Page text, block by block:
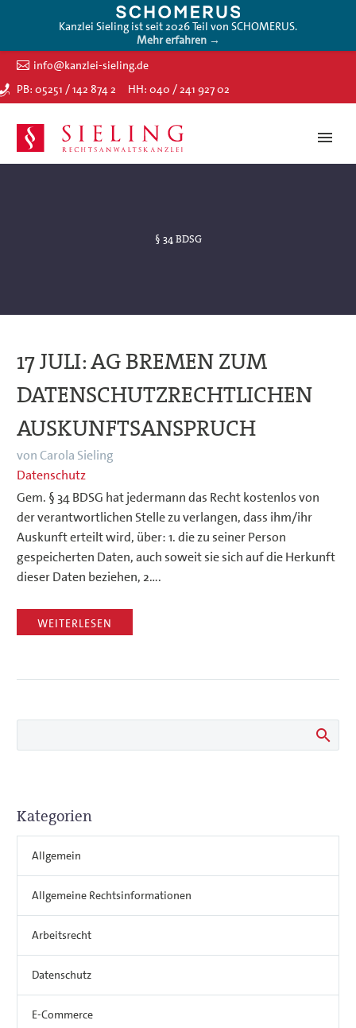
Kanzlei Sieling ist seit 2026 Teil von SCHOMERUS.
Mehr erfahren →
info@kanzlei-sieling.de
PB: 05251 / 142 874 2
HH: 040 / 241 927 02
§ 34 BDSG
17 JULI:AG BREMEN ZUM
DATENSCHUTZRECHTLICHEN
AUSKUNFTSANSPRUCH
von Carola Sieling
Datenschutz
Gem. § 34 BDSG hat jedermann das Recht kostenlos von
der verantwortlichen Stelle zu verlangen, dass ihm/ihr
Auskunft erteilt wird, über: 1. die zu seiner Person
gespeicherten Daten, auch soweit sie sich auf die Herkunft
dieser Daten beziehen, 2….
WEITERLESEN
Kategorien
Allgemein
Allgemeine Rechtsinformationen
Arbeitsrecht
Datenschutz
E-Commerce